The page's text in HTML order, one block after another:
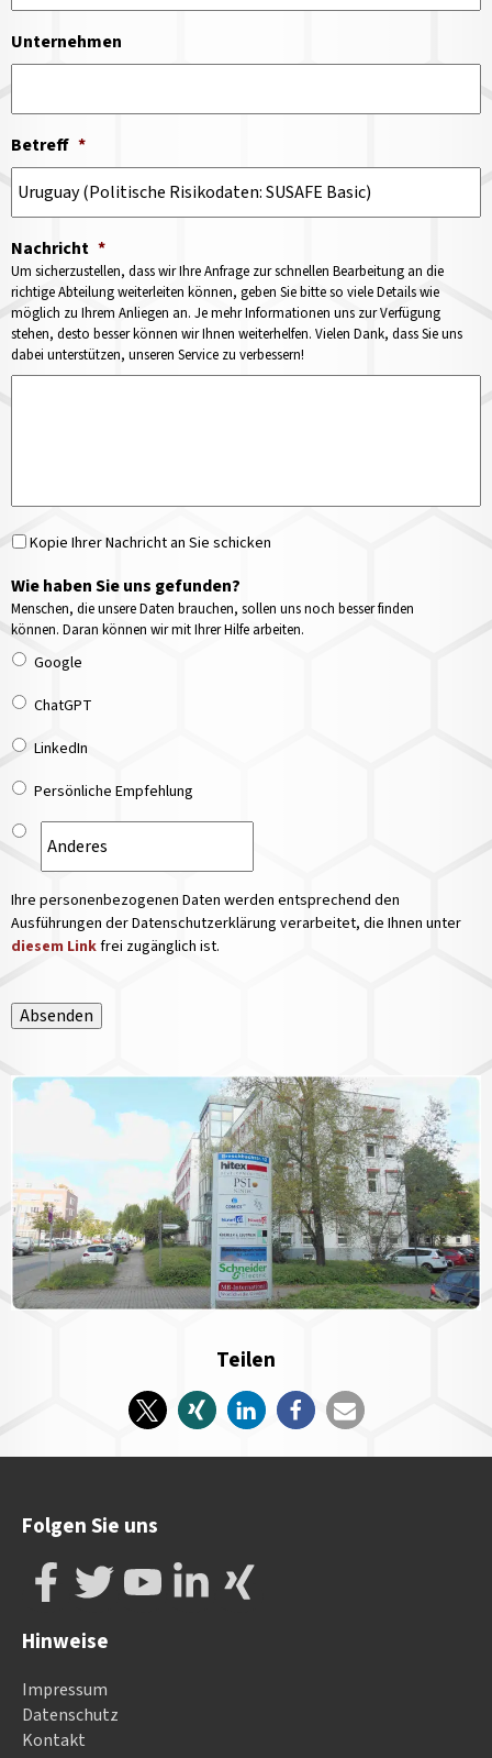
Unternehmen
Betreff *
Nachricht *
Um sicherzustellen, dass wir Ihre Anfrage zur schnellen Bearbeitung an die
richtige Abteilung weiterleiten können, geben Sie bitte so viele Details wie
möglich zu Ihrem Anliegen an. Je mehr Informationen uns zur Verfügung
stehen, desto besser können wir Ihnen weiterhelfen. Vielen Dank, dass Sie uns
dabei unterstützen, unseren Service zu verbessern!
Kopie Ihrer Nachricht an Sie schicken
Wie haben Sie uns gefunden?
Menschen, die unsere Daten brauchen, sollen uns noch besser finden
können. Daran können wir mit Ihrer Hilfe arbeiten.
Google
ChatGPT
LinkedIn
Persönliche Empfehlung
Ihre personenbezogenen Daten werden entsprechend den
Ausführungen der Datenschutzerklärung verarbeitet, die Ihnen unter
diesem Linkfrei zugänglich ist.
Absenden
Teilen
Folgen Sie uns
Hinweise
Impressum
Datenschutz
Kontakt